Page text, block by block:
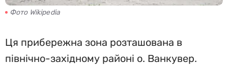
Фото Wikipedia
Ця прибережна зона розташована в
північно-західному районі о. Ванкувер.